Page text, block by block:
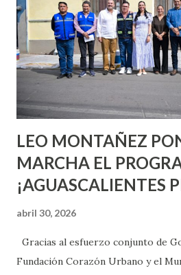
aprender y nuevas experiencias
chica y aún no has tenido relaciones
pienses que el sexo será increíble
experimentarlo, pero como
experiencia te dirá, siempre es
son suficientemen...
LEO MONTAÑEZ
MARCHA EL
¡AGUASCALIENTES
abril 30, 2026
Gracias al esfuerzo conjunto de
Fundación Corazón Urbano y el